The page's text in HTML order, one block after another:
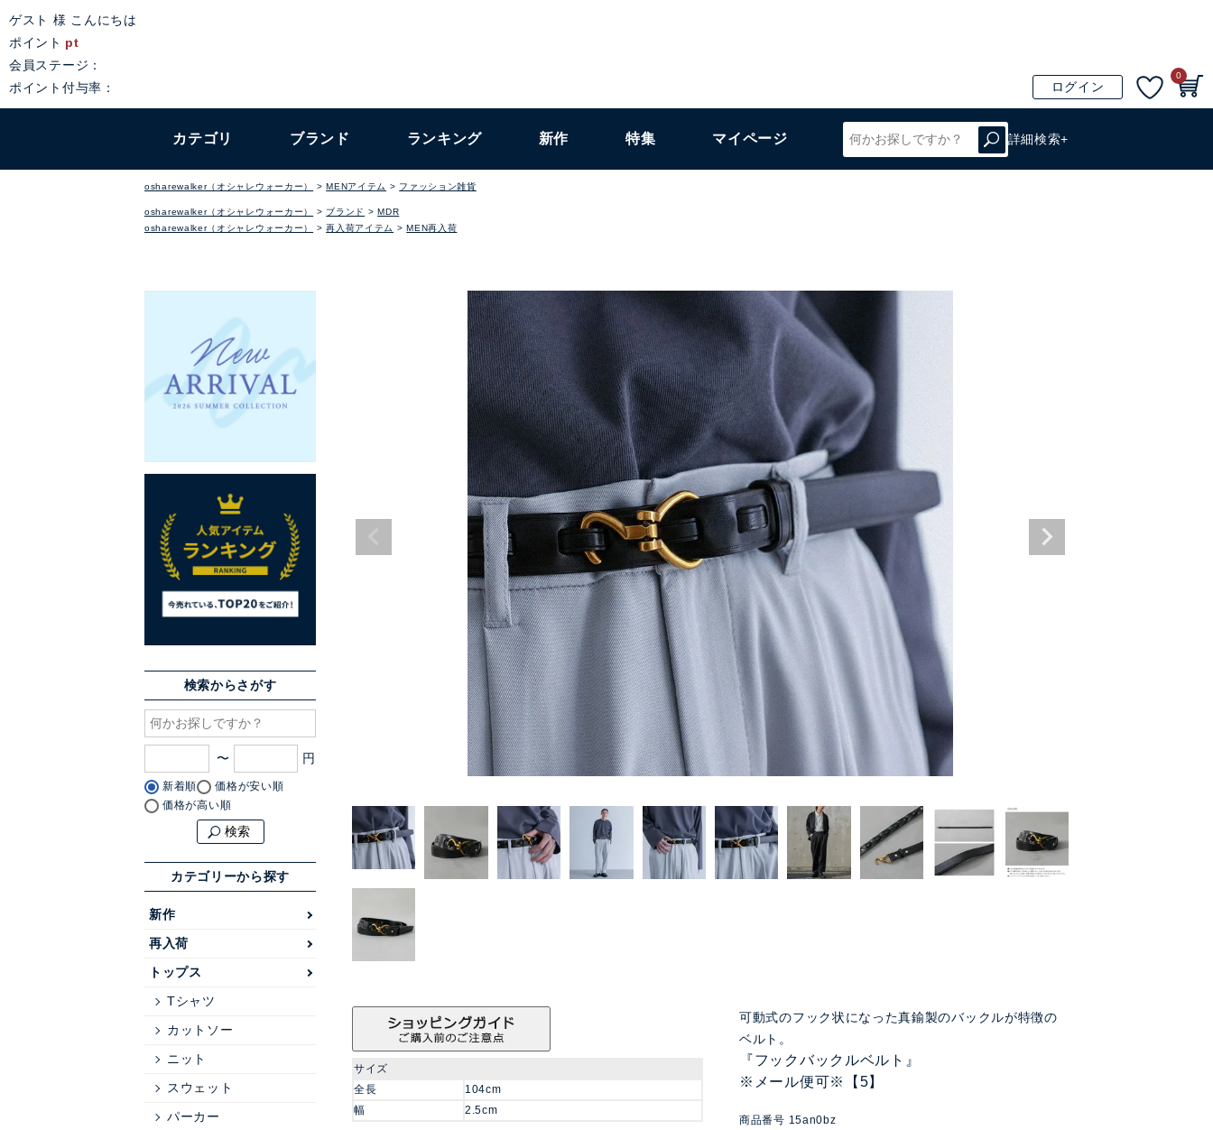
ゲスト 様 こんにちは
ポイント pt
会員ステージ：
ポイント付与率：
ログイン
0
カテゴリ ブランド ランキング 新作 特集 マイページ 詳細検索+
osharewalker（オシャレウォーカー） MENアイテム ファッション雑貨
osharewalker（オシャレウォーカー） ブランド
MDR
osharewalker（オシャレウォーカー）
再入荷アイテム MEN再入荷
検索からさがす
〜
新着順
価格が安い順
価格が高い順
検索
カテゴリーから探す
新作
再入荷
トップス
Tシャツ
カットソー
ニット
スウェット
パーカー
可動式のフック状になった真鍮製のバックルが特徴の
ベルト。
『フックバックルベルト』
※メール便可※【5】
商品番号 15an0bz
サイズ
全長
104cm
幅
2.5cm